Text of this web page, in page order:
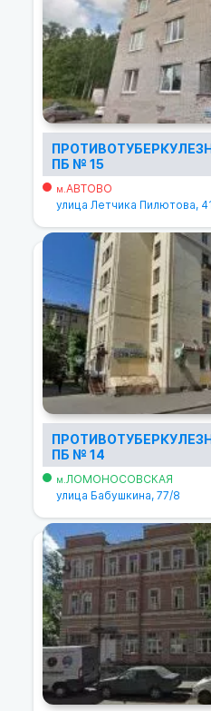
ПБ № 15
м.АВТОВО
улица Летчика Пилютова, 41
ПБ № 14
м.ЛОМОНОСОВСКАЯ
улица Бабушкина, 77/8